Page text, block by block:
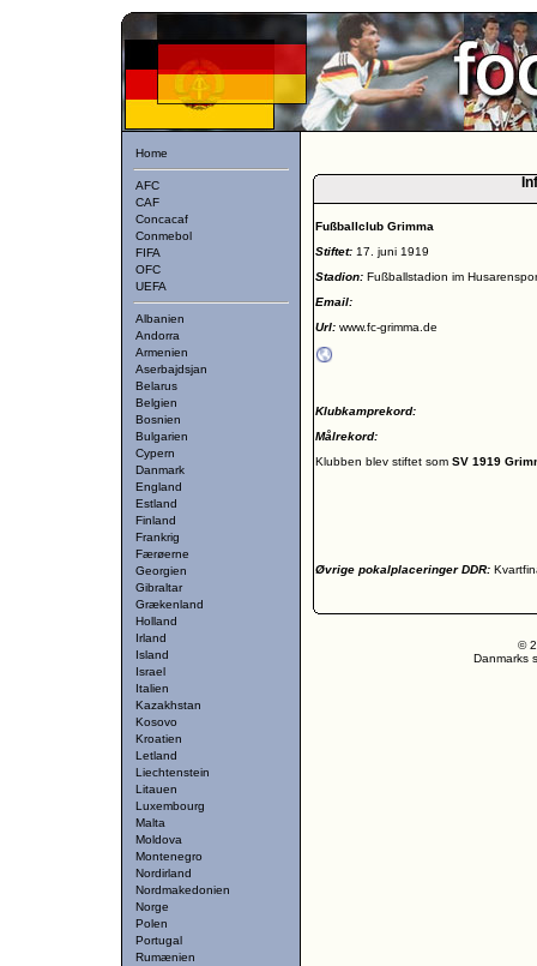
Home
AFC
CAF
Concacaf
Conmebol
FIFA
OFC
UEFA
Albanien
Andorra
Armenien
Aserbajdsjan
Belarus
Belgien
Bosnien
Bulgarien
Cypern
Danmark
England
Estland
Finland
Frankrig
Færøerne
Georgien
Gibraltar
Grækenland
Holland
Irland
Island
Israel
Italien
Kazakhstan
Kosovo
Kroatien
Letland
Liechtenstein
Litauen
Luxembourg
Malta
Moldova
Montenegro
Nordirland
Nordmakedonien
Norge
Polen
Portugal
Rumænien
Fußballclub Grimma
Stiftet: 17. juni 1919
Stadion: Fußballstadion im
Email:
Url: www.fc-grimma.de
Klubkamprekord:
Målrekord:
Klubben blev stiftet som SV 1919
Øvrige pokalplaceringer DDR:
©
Danmarks